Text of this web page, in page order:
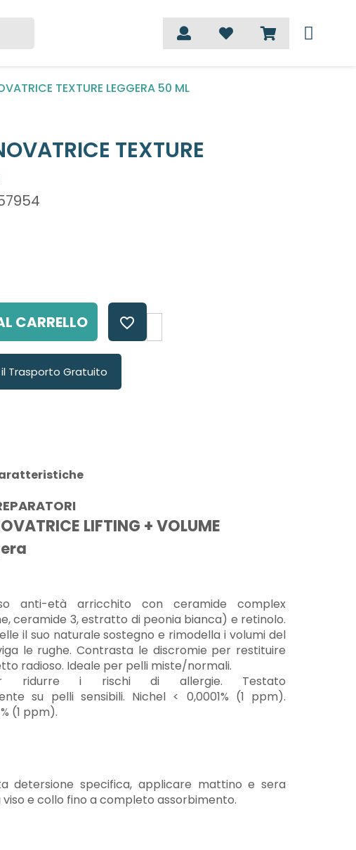
TEXTURE LEGGERA 50 ML
TEXTURE
CARRELLO favorite_border
Trasporto Gratuito
LIFTING + VOLUME
anti-età arricchito con ceramide complex
ceramide 3, estratto di peonia bianca) e retinolo.
il suo naturale sostegno e rimodella i volumi del
le rughe. Contrasta le discromie per restituire
radioso. Ideale per pelli miste/normali.
ridurre i rischi di allergie. Testato
su pelli sensibili. Nichel < 0,0001% (1 ppm).
(1 ppm).
detersione specifica, applicare mattino e sera
viso e collo fino a completo assorbimento.